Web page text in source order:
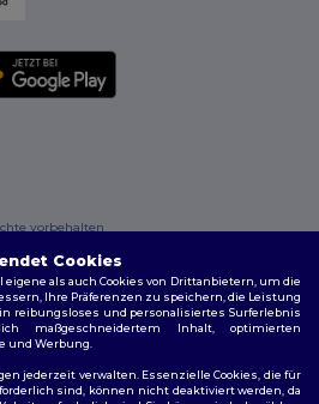
vorbehalten
Cookie-Richtlinie|
Cookies
als auch Cookies von Drittanbietern, um die
Ihre Präferenzen zu speichern, die Leistung
reibungsloses und personalisiertes Surferlebnis
maßgeschneidertem Inhalt, optimierten
und Werbung.
jederzeit verwalten. Essenzielle Cookies, die für
sind, können nicht deaktiviert werden, da